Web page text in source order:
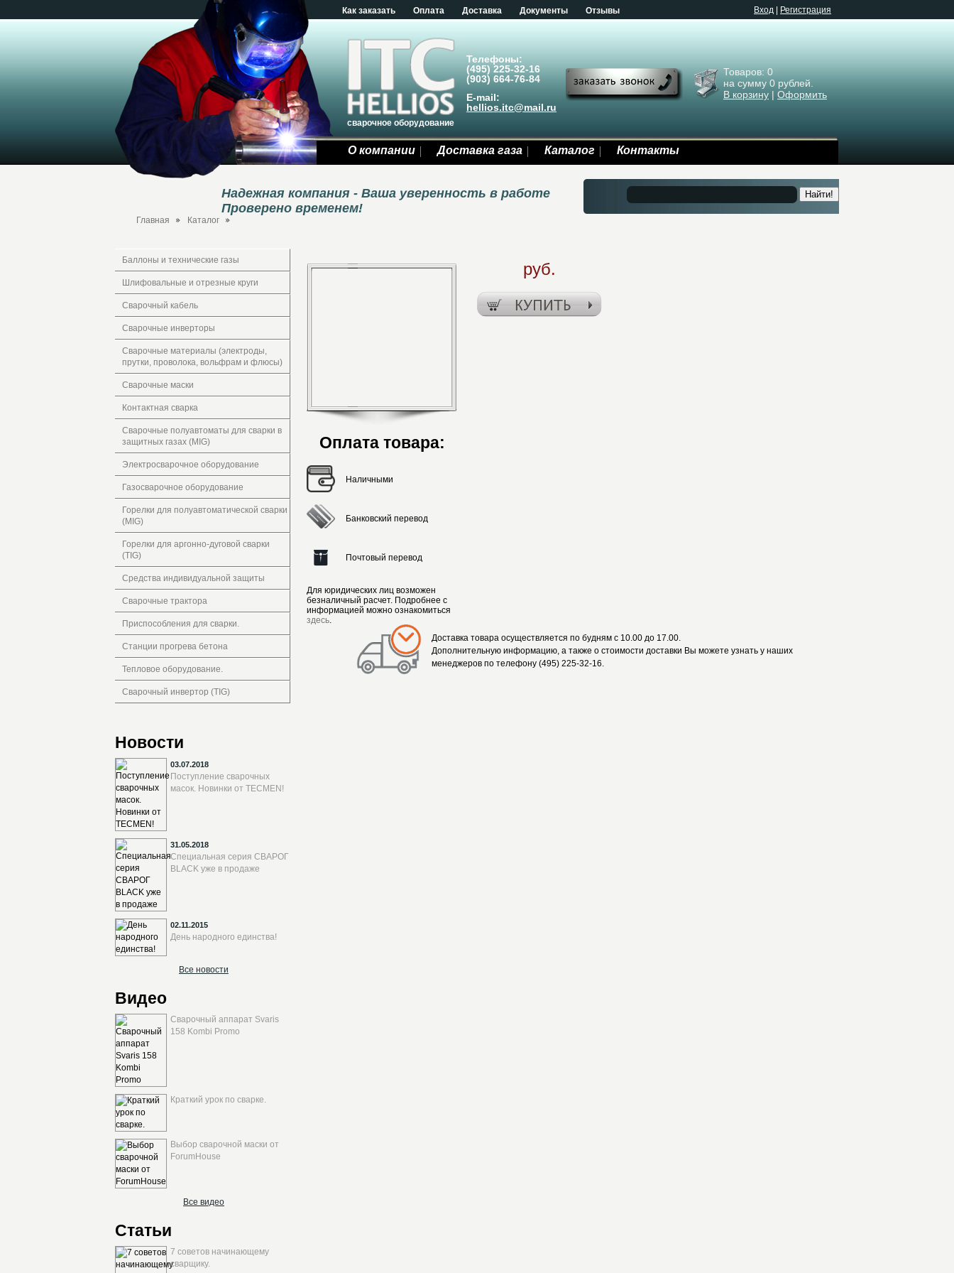
Как заказать Оплата Доставка Документы Отзывы Bход Регистрация
сварочное оборудование
Телефоны:
(495) 225-32-16
(903) 664-76-84
E-mail:
hellios.itc@mail.ru
Товаров: 0
на сумму 0 рублей.
В корзину | Оформить
О компании Доставка газа Каталог Контакты
Надежная компания - Ваша уверенность в работе
Проверено временем!
Найти!
Главная Каталог
Баллоны и технические газы
Шлифовальные и отрезные круги
Сварочный кабель
Сварочные инверторы
Сварочные материалы (электроды,
прутки, проволока, вольфрам и флюсы)
Сварочные маски
Контактная сварка
Сварочные полуавтоматы для сварки в
защитных газах (MIG)
Электросварочное оборудование
Газосварочное оборудование
Горелки для полуавтоматической сварки
(MIG)
Горелки для аргонно-дуговой сварки
(TIG)
Средства индивидуальной защиты
Сварочные трактора
Приспособления для сварки.
Станции прогрева бетона
Тепловое оборудование.
Сварочный инвертор (TIG)
Новости
03.07.2018
Поступление сварочных
масок. Новинки от TECMEN!
31.05.2018
Специальная серия СВАРОГ
BLACK уже в продаже
02.11.2015
День народного единства!
Все новости
Видео
Сварочный аппарат Svaris
158 Kombi Promo
Краткий урок по сварке.
Выбор сварочной маски от
ForumHouse
Все видео
Статьи
7 советов начинающему
сварщику.
Оплата товара:
Наличными
Банковский перевод
Почтовый перевод
Для юридических лиц возможен
безналичный расчет. Подробнее с
информацией можно ознакомиться
здесь.
руб.
Доставка товара осуществляется по будням с 10.00 до 17.00.
Дополнительную информацию, а также о стоимости доставки Вы можете узнать у наших
менеджеров по телефону (495) 225-32-16.